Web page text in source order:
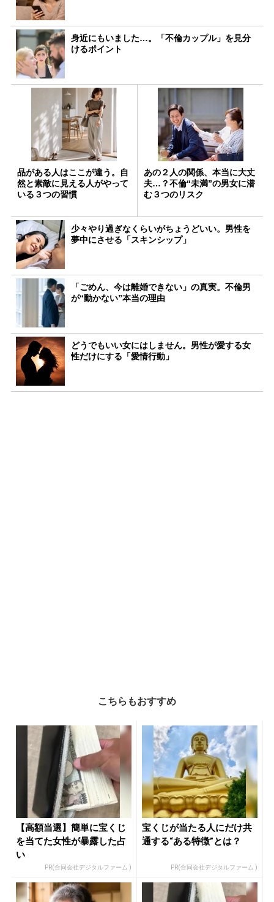
身近にもいました…。「不倫カップル」を見分
けるポイント
品がある人はここが違う。自
然と素敵に見える人がやって
いる３つの習慣
あの２人の関係、本当に大丈
夫…？不倫“未満”の男女に潜
む３つのリスク
少々やり過ぎなくらいがちょうどいい。男性を
夢中にさせる「スキンシップ」
「ごめん、今は離婚できない」の真実。不倫男
が“動かない”本当の理由
どうでもいい女にはしません。男性が愛する女
性だけにする「愛情行動」
こちらもおすすめ
【高額当選】簡単に宝くじ
を当てた女性が暴露した占
い
PR(合同会社デジタルファーム )
宝くじが当たる人にだけ共
通する“ある特徴”とは？
PR(合同会社デジタルファーム )